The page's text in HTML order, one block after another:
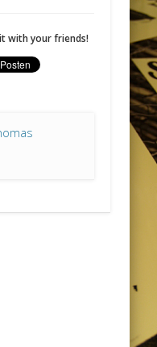
with your friends!